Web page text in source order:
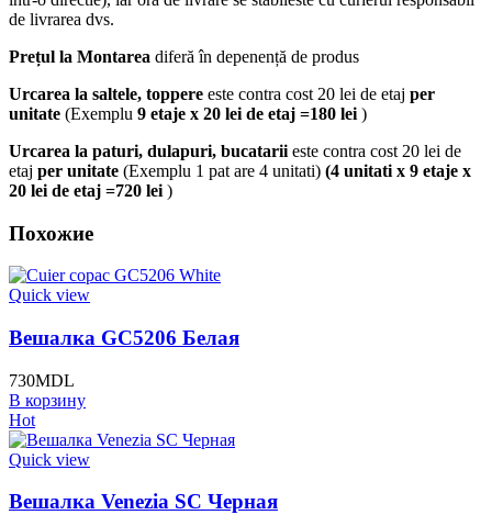
de livrarea dvs.
Prețul la Montarea diferă în depenență de produs
Urcarea la saltele, toppere este contra cost 20 lei de etaj per
unitate (Exemplu 9 etaje x 20 lei de etaj =180 lei )
Urcarea la paturi, dulapuri, bucatarii este contra cost 20 lei de
etaj per unitate (Exemplu 1 pat are 4 unitati) (4 unitati x 9 etaje x
20 lei de etaj =720 lei )
Похожие
Quick view
Вешалка GC5206 Белая
730MDL
В корзину
Hot
Quick view
Вешалка Venezia SC Черная